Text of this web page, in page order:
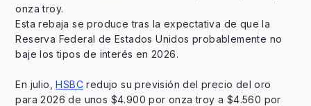
onza troy.
Esta rebaja se produce tras la expectativa de que la
Reserva Federal de Estados Unidos probablemente no
baje los tipos de interés en 2026.
En julio,HSBC redujo su previsión del precio del oro
para 2026 de unos $4.900 por onza troy a $4.560 por